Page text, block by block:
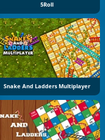
5Roll
Snake And Ladders Multiplayer